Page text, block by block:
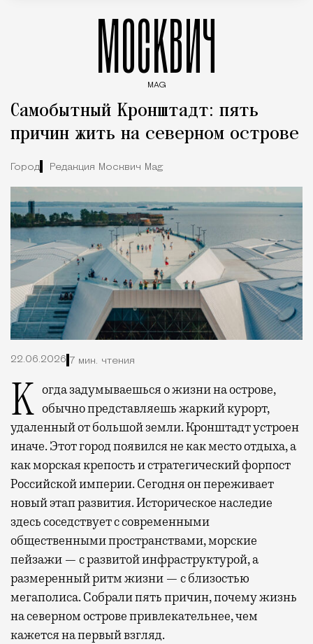
МОСКВИЧ
MAG
Самобытный Кронштадт: пять
причин жить на северном острове
Город Редакция Москвич Mag
22.06.2026 7 мин. чтения
Когда задумываешься о жизни на острове, обычно представляешь жаркий курорт,
удаленный от большой земли. Кронштадт устроен
иначе. Этот город появился не как место отдыха, а
как морская крепость и стратегический форпост
Российской империи. Сегодня он переживает
новый этап развития. Историческое наследие
здесь соседствует с современными
общественными пространствами, морские
пейзажи — с развитой инфраструктурой, а
размеренный ритм жизни — с близостью
мегаполиса. Собрали пять причин, почему жизнь
на северном острове привлекательнее, чем
кажется на первый взгляд.